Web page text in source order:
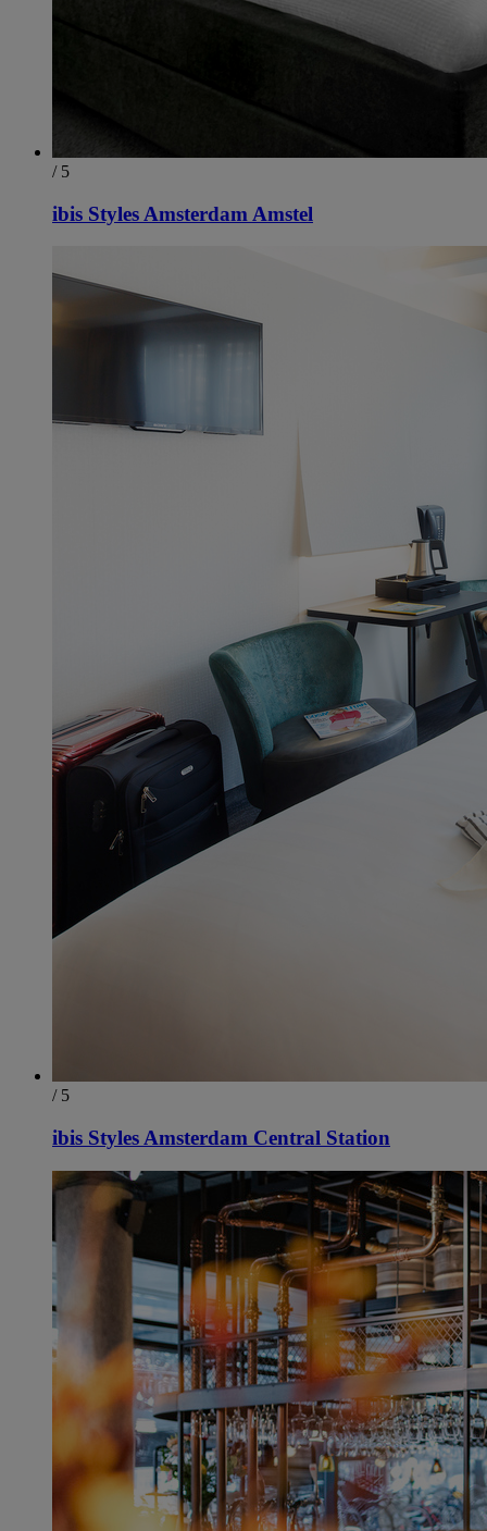
/ 5
ibis Styles Amsterdam Amstel
/ 5
ibis Styles Amsterdam Central Station